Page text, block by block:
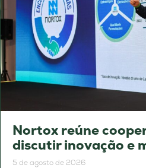
Nortox reúne
discutir inovação e
5 de agosto de 2026